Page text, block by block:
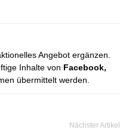
Angebot ergänzen.
Inhalte von Facebook,
übermittelt werden.
Nächster Artikel